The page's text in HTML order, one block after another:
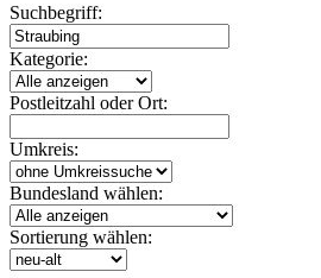
Suchbegriff:
Kategorie:
Postleitzahl oder Ort:
Umkreis:
Bundesland wählen:
Sortierung wählen: